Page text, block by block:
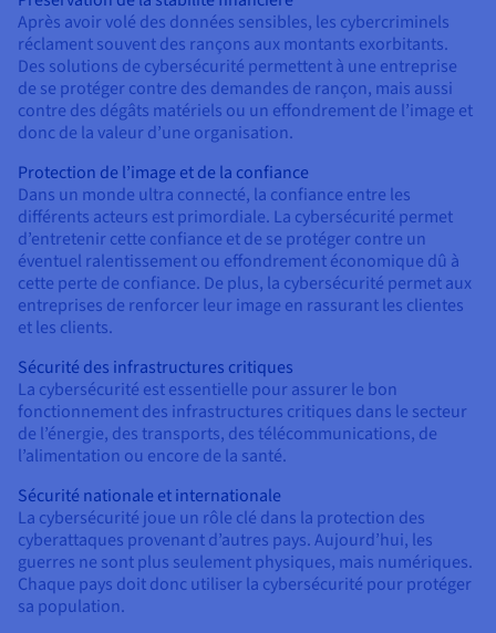
Après avoir volé des données sensibles, les cybercriminels
réclament souvent des rançons aux montants exorbitants.
Des solutions de cybersécurité permettent à une entreprise
de se protéger contre des demandes de rançon, mais aussi
contre des dégâts matériels ou un effondrement de l’image et
donc de la valeur d’une organisation.
Protection de l’image et de la confiance
Dans un monde ultra connecté, la confiance entre les
différents acteurs est primordiale. La cybersécurité permet
d’entretenir cette confiance et de se protéger contre un
éventuel ralentissement ou effondrement économique dû à
cette perte de confiance. De plus, la cybersécurité permet aux
entreprises de renforcer leur image en rassurant les clientes
et les clients.
Sécurité des infrastructures critiques
La cybersécurité est essentielle pour assurer le bon
fonctionnement des infrastructures critiques dans le secteur
de l’énergie, des transports, des télécommunications, de
l’alimentation ou encore de la santé.
Sécurité nationale et internationale
La cybersécurité joue un rôle clé dans la protection des
cyberattaques provenant d’autres pays. Aujourd’hui, les
guerres ne sont plus seulement physiques, mais numériques.
Chaque pays doit donc utiliser la cybersécurité pour protéger
sa population.